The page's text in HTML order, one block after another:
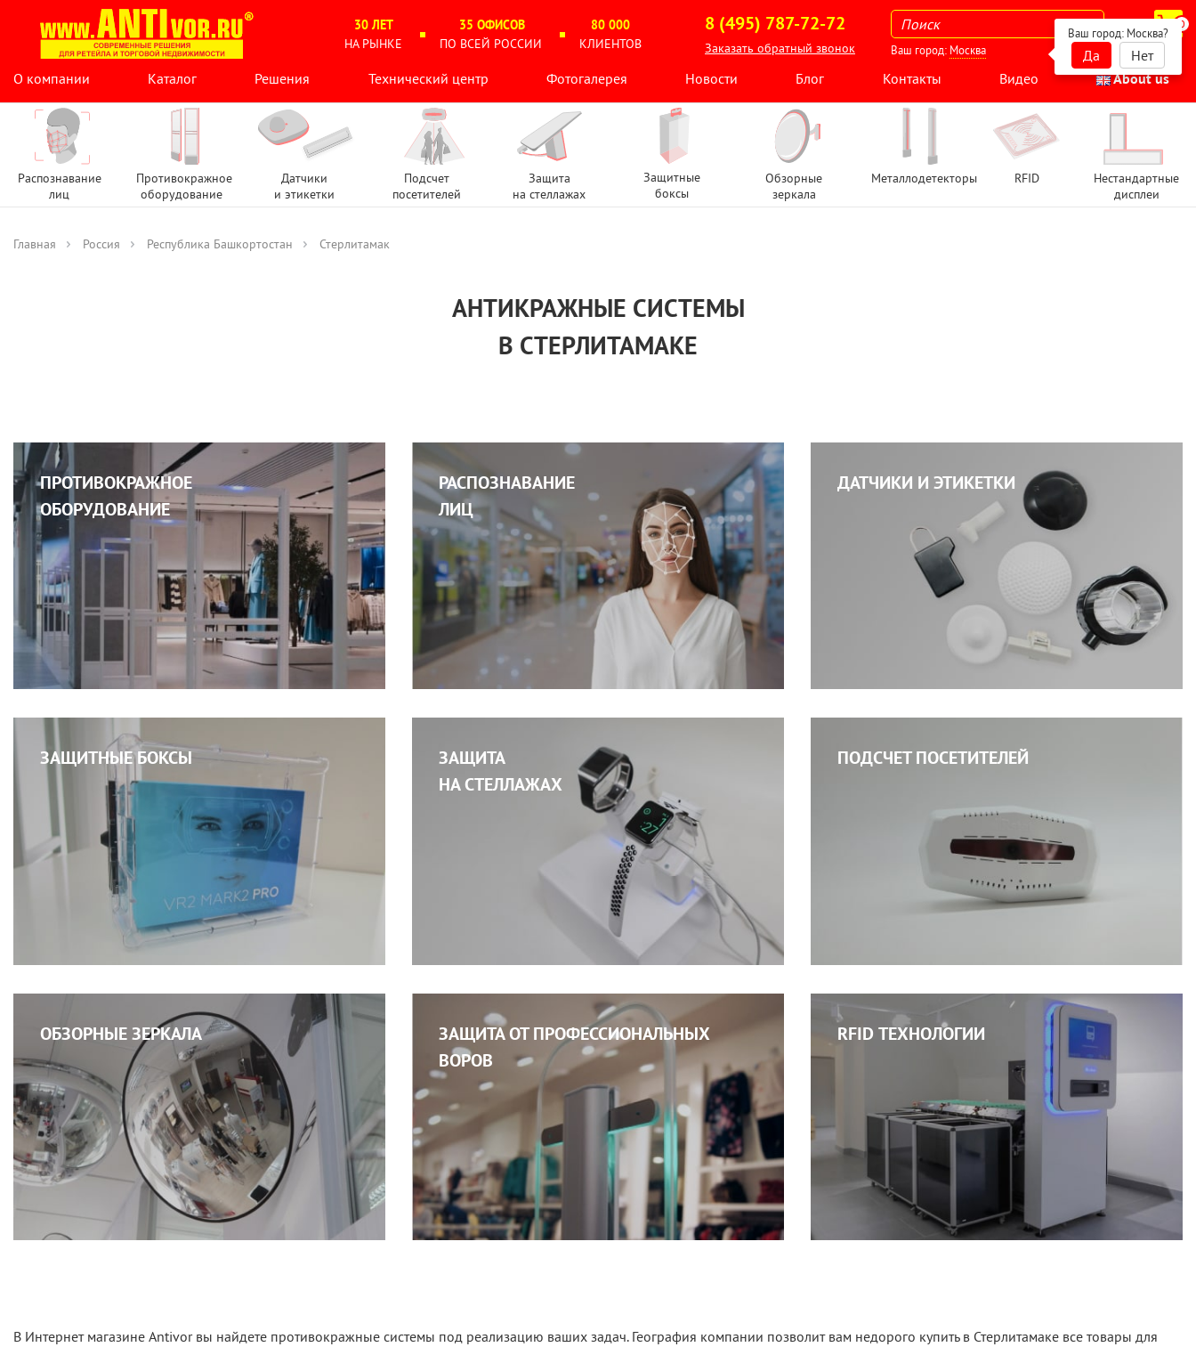
30 ЛЕТ
НА РЫНКЕ
35 ОФИСОВ
ПО ВСЕЙ РОССИИ
80 000
КЛИЕНТОВ
8 (495) 787-72-72
Заказать обратный звонок
0
Ваш город: Москва
Ваш город: Москва?
Да
Нет
О компании
Каталог Решения Технический центр Фотогалерея Новости Блог Контакты Видео About us
Распознавание
лиц
Противокражное
оборудование
Датчики
и этикетки
Подсчет
посетителей
Защита
на стеллажах
Защитные
боксы
Обзорные
зеркала
Металлодетекторы RFID
Нестандартные
дисплеи
Главная Россия Республика Башкортостан Стерлитамак
АНТИКРАЖНЫЕ СИСТЕМЫ
В СТЕРЛИТАМАКЕ
ПРОТИВОКРАЖНОЕ
ОБОРУДОВАНИЕ
РАСПОЗНАВАНИЕ
ЛИЦ
ДАТЧИКИ И ЭТИКЕТКИ
ЗАЩИТНЫЕ БОКСЫ
ЗАЩИТА
НА СТЕЛЛАЖАХ
ПОДСЧЕТ ПОСЕТИТЕЛЕЙ
ОБЗОРНЫЕ ЗЕРКАЛА
ЗАЩИТА ОТ ПРОФЕССИОНАЛЬНЫХ
ВОРОВ
RFID ТЕХНОЛОГИИ
В Интернет магазине Antivor вы найдете противокражные системы под реализацию ваших задач. География компании позволит вам недорого купить в Стерлитамаке все товары для